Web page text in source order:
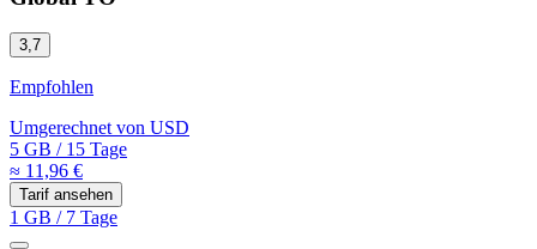
3,7
Empfohlen
Umgerechnet von USD
5 GB /15 Tage
≈ 11,96 €
Tarif ansehen
1 GB /7 Tage